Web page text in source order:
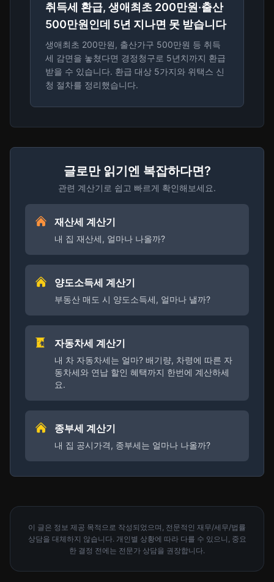
취득세 환급, 생애최초 200만원·출산
500만원인데 5년 지나면 못 받습니다
생애최초 200만원, 출산가구 500만원 등 취득
세 감면을 놓쳤다면 경정청구로 5년치까지 환급
받을 수 있습니다. 환급 대상 5가지와 위택스 신
청 절차를 정리했습니다.
글로만 읽기엔 복잡하다면?
관련 계산기로 쉽고 빠르게 확인해보세요.
재산세 계산기
내 집 재산세, 얼마나 나올까?
양도소득세 계산기
부동산 매도 시 양도소득세, 얼마나 낼까?
자동차세 계산기
내 차 자동차세는 얼마? 배기량, 차령에 따른 자
동차세와 연납 할인 혜택까지 한번에 계산하세
요.
종부세 계산기
내 집 공시가격, 종부세는 얼마나 나올까?
이 글은 정보 제공 목적으로 작성되었으며, 전문적인 재무/세무/법률
상담을 대체하지 않습니다. 개인별 상황에 따라 다를 수 있으니, 중요
한 결정 전에는 전문가 상담을 권장합니다.